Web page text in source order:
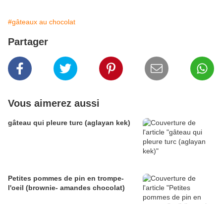
#gâteaux au chocolat
Partager
Vous aimerez aussi
gâteau qui pleure turc (aglayan kek)
Petites pommes de pin en trompe-
l'oeil (brownie- amandes chocolat)